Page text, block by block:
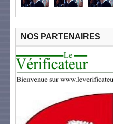
NOS PARTENAIRES